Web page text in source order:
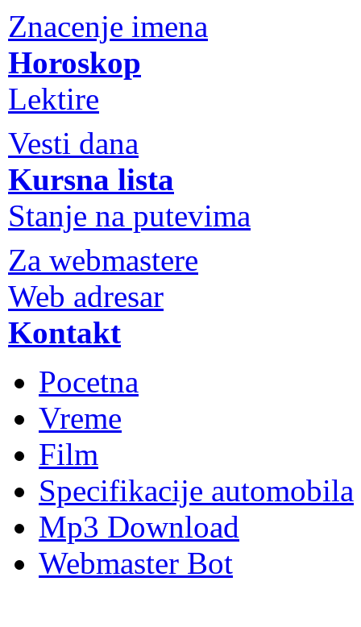
Znacenje imena
Horoskop
Lektire
Vesti dana
Kursna lista
Stanje na putevima
Za webmastere
Web adresar
Kontakt
Pocetna
Vreme
Film
Specifikacije automobila
Mp3 Download
Webmaster Bot